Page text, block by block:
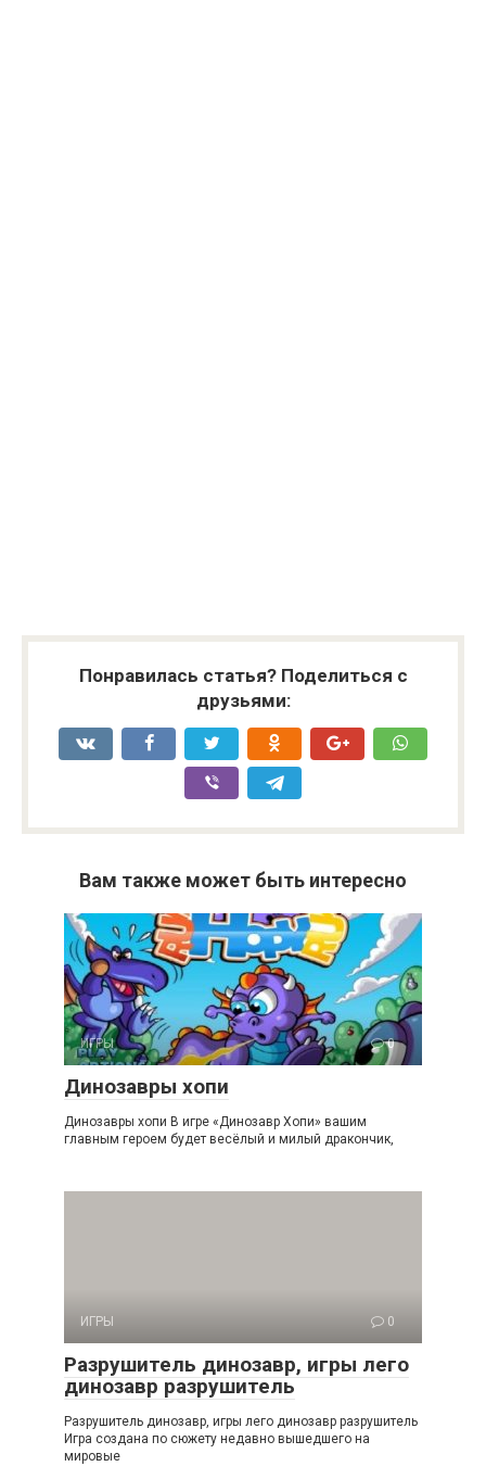
Понравилась статья? Поделиться с
друзьями:
Вам также может быть интересно
ИГРЫ 0
Динозавры хопи
Динозавры хопи В игре «Динозавр Хопи» вашим
главным героем будет весёлый и милый дракончик,
ИГРЫ 0
Разрушитель динозавр, игры лего
динозавр разрушитель
Разрушитель динозавр, игры лего динозавр разрушитель
Игра создана по сюжету недавно вышедшего на
мировые